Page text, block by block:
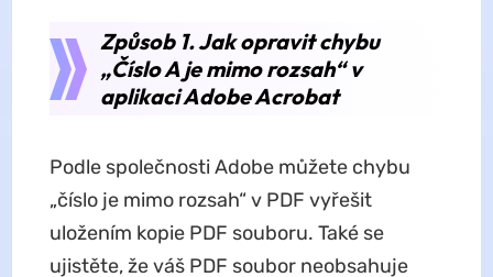
Způsob 1. Jak opravit chybu
„Číslo A je mimo rozsah“ v
aplikaci Adobe Acrobat
Podle společnosti Adobe můžete chybu
„číslo je mimo rozsah“ v PDF vyřešit
uložením kopie PDF souboru. Také se
ujistěte, že váš PDF soubor neobsahuje